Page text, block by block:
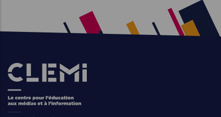
Images